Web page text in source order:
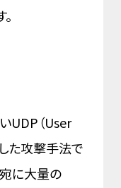
UDP（User
た攻撃手法で
に大量の